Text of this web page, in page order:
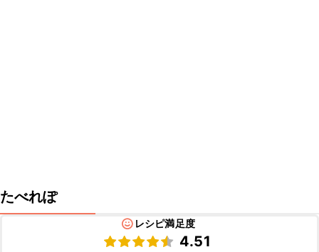
たべれぽ
レシピ満足度
4.51